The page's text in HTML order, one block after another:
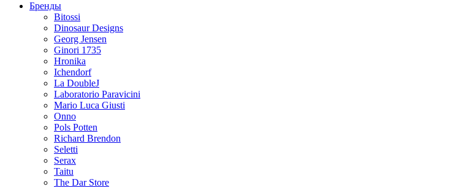
Бренды
Bitossi
Dinosaur Designs
Georg Jensen
Ginori 1735
Hronika
Ichendorf
La DoubleJ
Laboratorio Paravicini
Mario Luca Giusti
Onno
Pols Potten
Richard Brendon
Seletti
Serax
Taitu
The Dar Store